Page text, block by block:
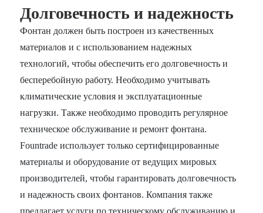
Долговечность и надежность
Фонтан должен быть построен из качественных
материалов и с использованием надежных
технологий, чтобы обеспечить его долговечность и
бесперебойную работу. Необходимо учитывать
климатические условия и эксплуатационные
нагрузки. Также необходимо проводить регулярное
техническое обслуживание и ремонт фонтана.
Fountrade использует только сертифицированные
материалы и оборудование от ведущих мировых
производителей, чтобы гарантировать долговечность
и надежность своих фонтанов. Компания также